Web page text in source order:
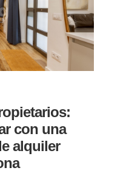
con una
alquiler